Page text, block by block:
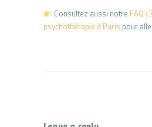
Consultez aussi notre FAQ :
psychothérapie à Paris pour